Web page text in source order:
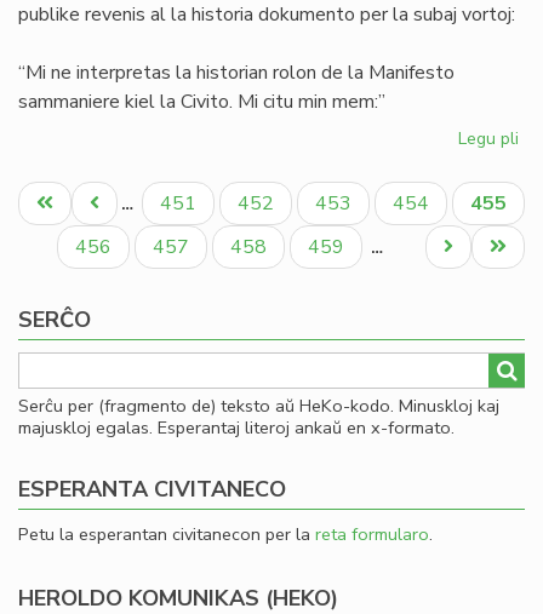
publike revenis al la historia dokumento per la subaj vortoj:
“Mi ne interpretas la historian rolon de la Manifesto
sammaniere kiel la Civito. Mi citu min mem:”
Legu pli
en
la
Pagination
Unua
paĝo
Antaŭa
paĝo
… Paĝo
451 Paĝo
452 Paĝo
453 Paĝo
454
Aktuala
paĝo
455
Paĝo
456 Paĝo
457 Paĝo
458 Paĝo
459 …
Last
page
Next
page
SERĈO
Serĉu per (fragmento de) teksto aŭ HeKo-kodo. Minuskloj kaj
majuskloj egalas. Esperantaj literoj ankaŭ en x-formato.
ESPERANTA CIVITANECO
Petu la esperantan civitanecon per la reta formularo.
HEROLDO KOMUNIKAS (HEKO)